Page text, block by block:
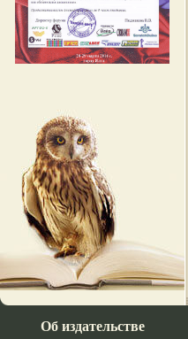
Об издательстве